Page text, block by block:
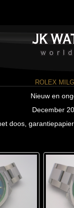
ROLEX
Nieuw en
December
doos,